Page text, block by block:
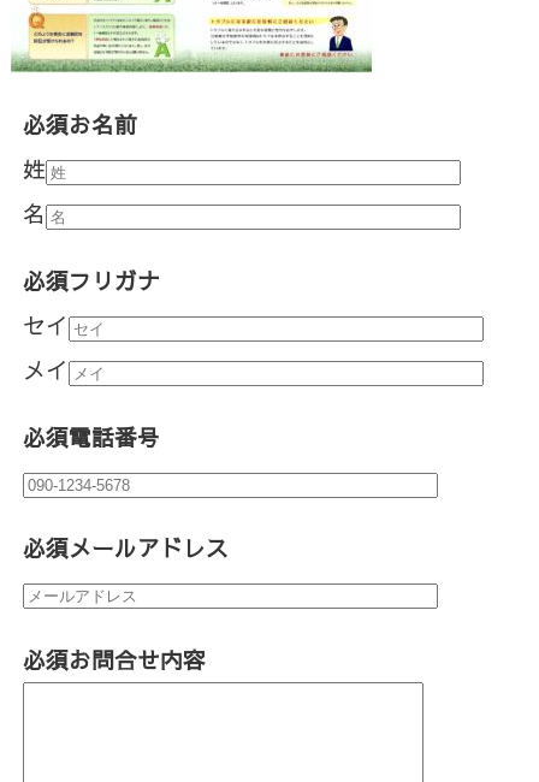
必須お名前
姓
名
必須フリガナ
セイ
メイ
必須電話番号
必須メールアドレス
必須お問合せ内容